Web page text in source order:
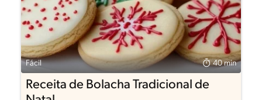
Fácil 40 min
Receita de Bolacha Tradicional de